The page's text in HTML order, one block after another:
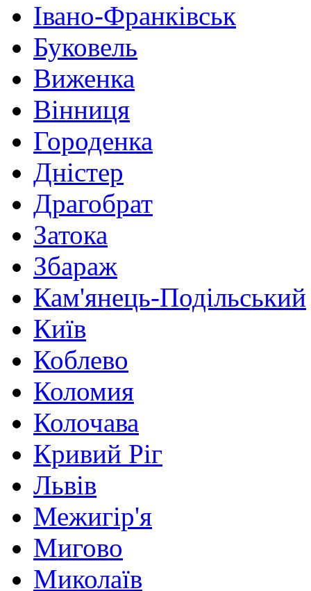
Івано-Франківськ
Буковель
Виженка
Вінниця
Городенка
Дністер
Драгобрат
Затока
Збараж
Кам'янець-Подільський
Київ
Коблево
Коломия
Колочава
Кривий Ріг
Львів
Межигір'я
Мигово
Миколаїв